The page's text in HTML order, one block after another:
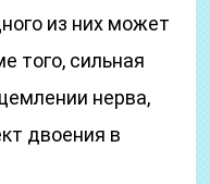
из них может
того, сильная
нерва,
двоения в